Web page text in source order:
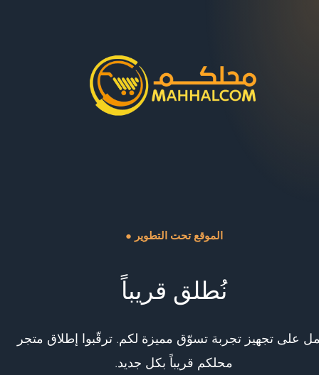
● الموقع تحت التطوير
نُطلق قريباً
على تجهيز تجربة تسوّق مميزة لكم. ترقّبوا إطلاق متجر
محلكم قريباً بكل جديد.